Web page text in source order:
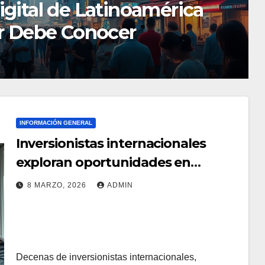
Venezuela está
para
escalar
INFORMACIÓN GENERAL
Inversionistas internacionales
exploran oportunidades en
Venezuela
8 MARZO, 2026 ADMIN
Decenas de inversionistas internacionales,